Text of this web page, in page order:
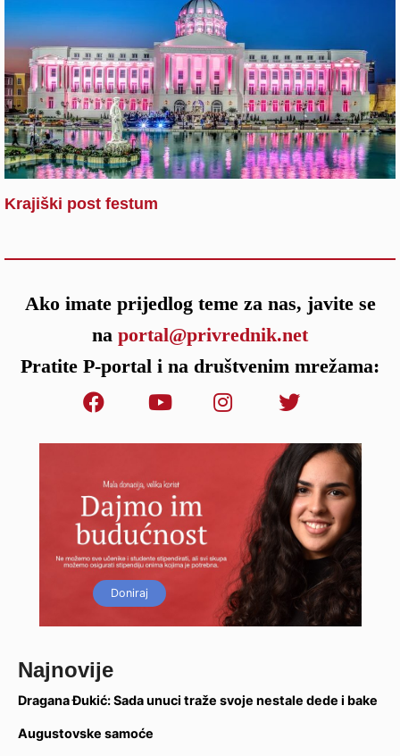
Krajiški post festum
Ako imate prijedlog teme za nas, javite se
na portal@privrednik.net
Pratite P-portal i na društvenim mrežama:
Doniraj
Najnovije
Dragana Đukić: Sada unuci traže svoje nestale dede i bake
Augustovske samoće